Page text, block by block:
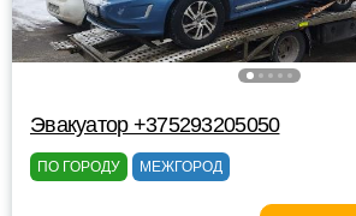
Эвакуатор +375293205050
ПО ГОРОДУ МЕЖГОРОД